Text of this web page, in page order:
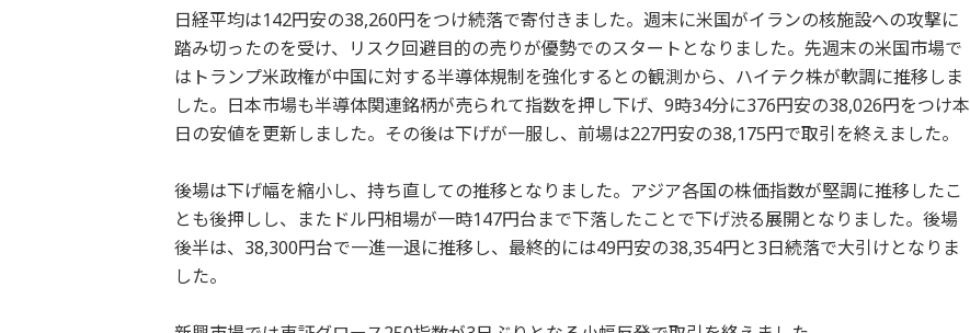
日経平均は142円安の38,260円をつけ続落で寄付きました。週末に米国がイランの核施設への攻撃に
踏み切ったのを受け、リスク回避目的の売りが優勢でのスタートとなりました。先週末の米国市場で
はトランプ米政権が中国に対する半導体規制を強化するとの観測から、ハイテク株が軟調に推移しま
した。日本市場も半導体関連銘柄が売られて指数を押し下げ、9時34分に376円安の38,026円をつけ本
日の安値を更新しました。その後は下げが一服し、前場は227円安の38,175円で取引を終えました。
後場は下げ幅を縮小し、持ち直しての推移となりました。アジア各国の株価指数が堅調に推移したこ
とも後押しし、またドル円相場が一時147円台まで下落したことで下げ渋る展開となりました。後場
後半は、38,300円台で一進一退に推移し、最終的には49円安の38,354円と3日続落で大引けとなりま
した。